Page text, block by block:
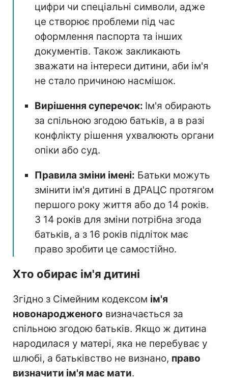
цифри чи спеціальні символи, адже
це створює проблеми під час
оформлення паспорта та інших
документів. Також закликають
зважати на інтереси дитини, аби ім'я
не стало причиною насмішок.
Вирішення суперечок: Ім'я обирають
за спільною згодою батьків, а в разі
конфлікту рішення ухвалюють органи
опіки або суд.
Правила зміни імені: Батьки можуть
змінити ім'я дитині в ДРАЦС протягом
першого року життя або до 14 років.
З 14 років для зміни потрібна згода
батьків, а з 16 років підліток має
право зробити це самостійно.
Хто обирає ім'я дитині
Згідно з Сімейним кодексом ім'я
новонародженого визначається за
спільною згодою батьків. Якщо ж дитина
народилася у матері, яка не перебуває у
шлюбі, а батьківство не визнано, право
визначити ім'я має мати.